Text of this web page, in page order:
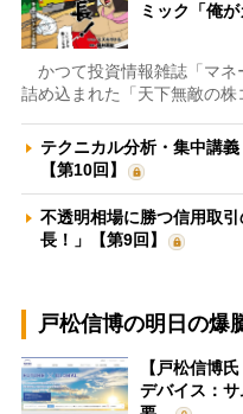
ミック「俺
かつて投資情報雑誌「マネ
詰め込まれた「天下無敵の
テクニカル分析・集中講
【第10回】
不透明相場に勝つ信用取
長！」【第9回】
戸松信博の明日の爆
【戸松信博
デバイス：